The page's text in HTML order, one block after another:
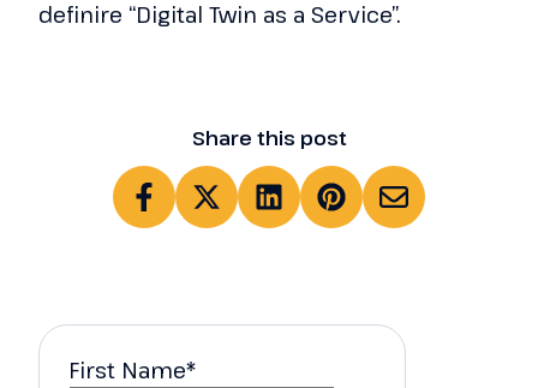
definire “Digital Twin as a Service”.
Share this post
First Name*